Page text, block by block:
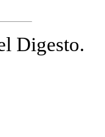
Digesto.